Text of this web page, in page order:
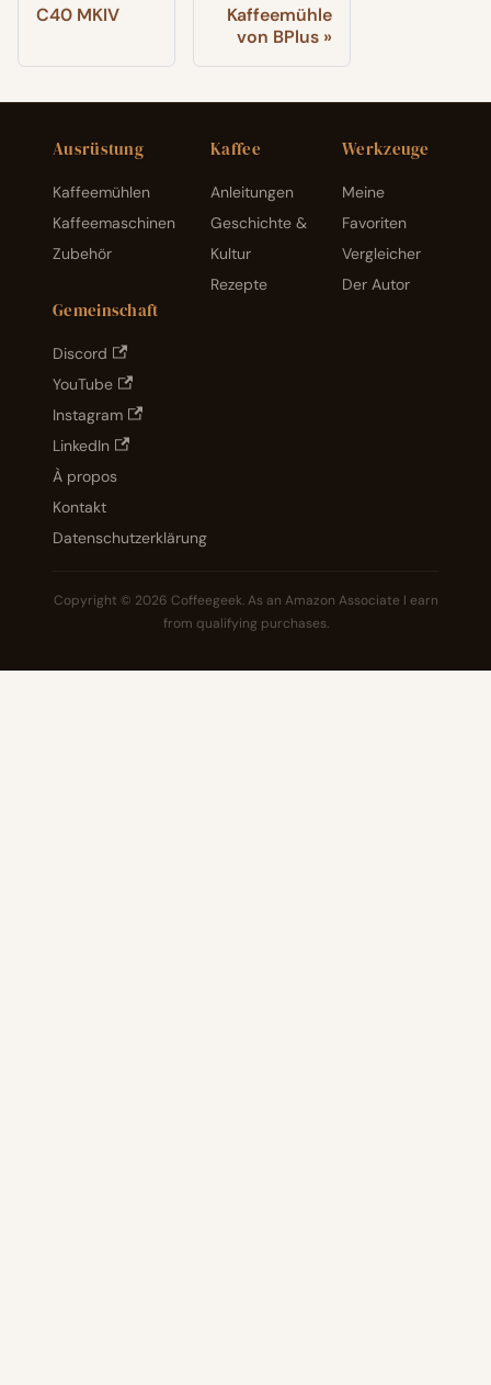
C40 MKIV
Kaffeemühle
von BPlus
Ausrüstung
Kaffeemühlen
Kaffeemaschinen
Zubehör
Kaffee
Anleitungen
Geschichte &
Kultur
Rezepte
Werkzeuge
Meine
Favoriten
Vergleicher
Der Autor
Gemeinschaft
Discord
YouTube
Instagram
LinkedIn
À propos
Kontakt
Datenschutzerklärung
Copyright © 2026 Coffeegeek. As an Amazon Associate I earn
from qualifying purchases.